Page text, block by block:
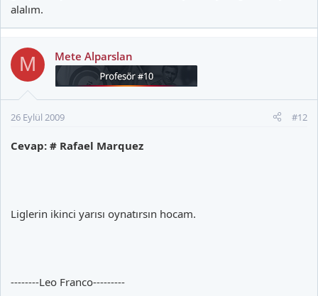
alalım.
M Mete Alparslan
26 Eylül 2009 #12
Cevap: # Rafael Marquez
Liglerin ikinci yarısı oynatırsın hocam.
--------Leo Franco---------